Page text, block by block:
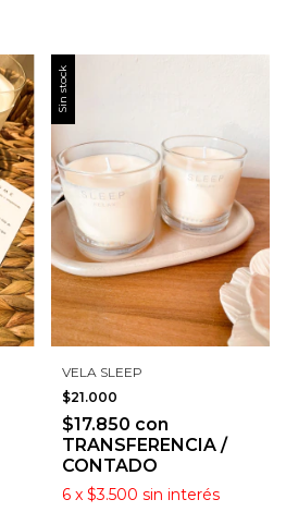
Sin stock
VELA SLEEP
$21.000
$17.850 con
TRANSFERENCIA /
CONTADO
6 x $3.500 sin interés